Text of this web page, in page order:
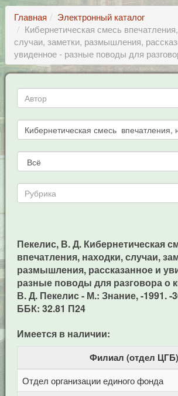
Главная
Электронный каталог
Кибернетическая смесь
случаи, заметки, размышления,
увиденное - разные поводы для
Пекелис, В. Д. Кибернетическая
впечатления, находки, случаи,
размышления, рассказанное и
разные поводы для разговора о
В. Д. Пекелис - М.: Знание, -1991. -
ББК: 32.81 П24
Имеется в наличии:
Филиал (отдел ЦГБ)
Отдел организации единого фонда